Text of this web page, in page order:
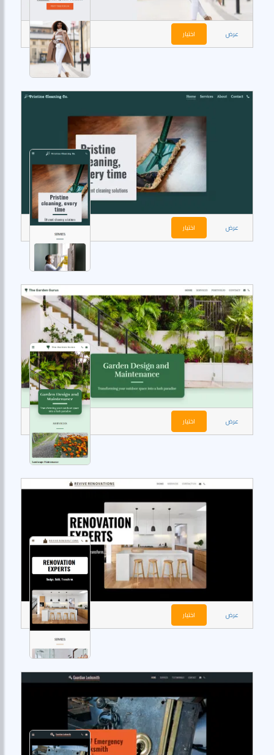
عرض اختيار
عرض اختيار
عرض اختيار
عرض اختيار